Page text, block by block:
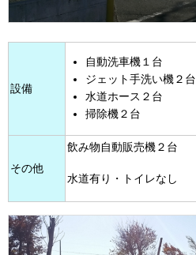
設備
自動洗車機１台
ジェット手洗い機２台
水道ホース２台
掃除機２台
その他
飲み物自動販売機２台
水道有り・トイレなし